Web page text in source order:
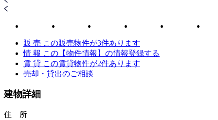
販 売 この販売物件が3件あります
情 報 この【物件情報】の情報登録する
賃 貸 この賃貸物件が2件あります
売却・貸出のご相談
建物詳細
住 所